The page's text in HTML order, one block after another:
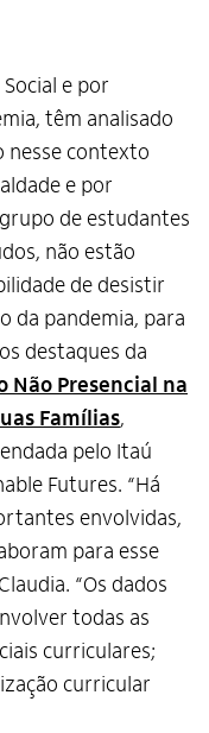
e por
têm analisado
nesse contexto
e por
de estudantes
não estão
de desistir
da pandemia, para
destaques da
Não Presencial na
Famílias,
pelo Itaú
Futures. “Há
envolvidas,
para esse
“Os dados
todas as
curriculares;
curricular